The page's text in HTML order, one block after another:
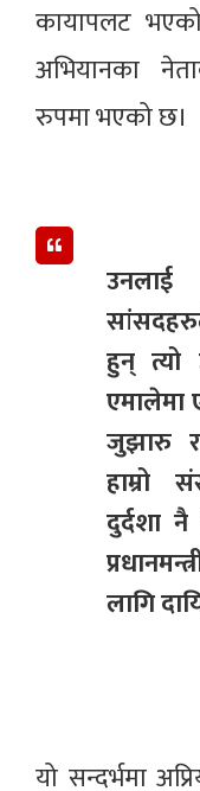
कायापलट
अभियानका
रुपमा भएको छ।
हुन् त्यो
जुझारु र
हाम्रो
दुर्दशा
लागि
यो सन्दर्भमा